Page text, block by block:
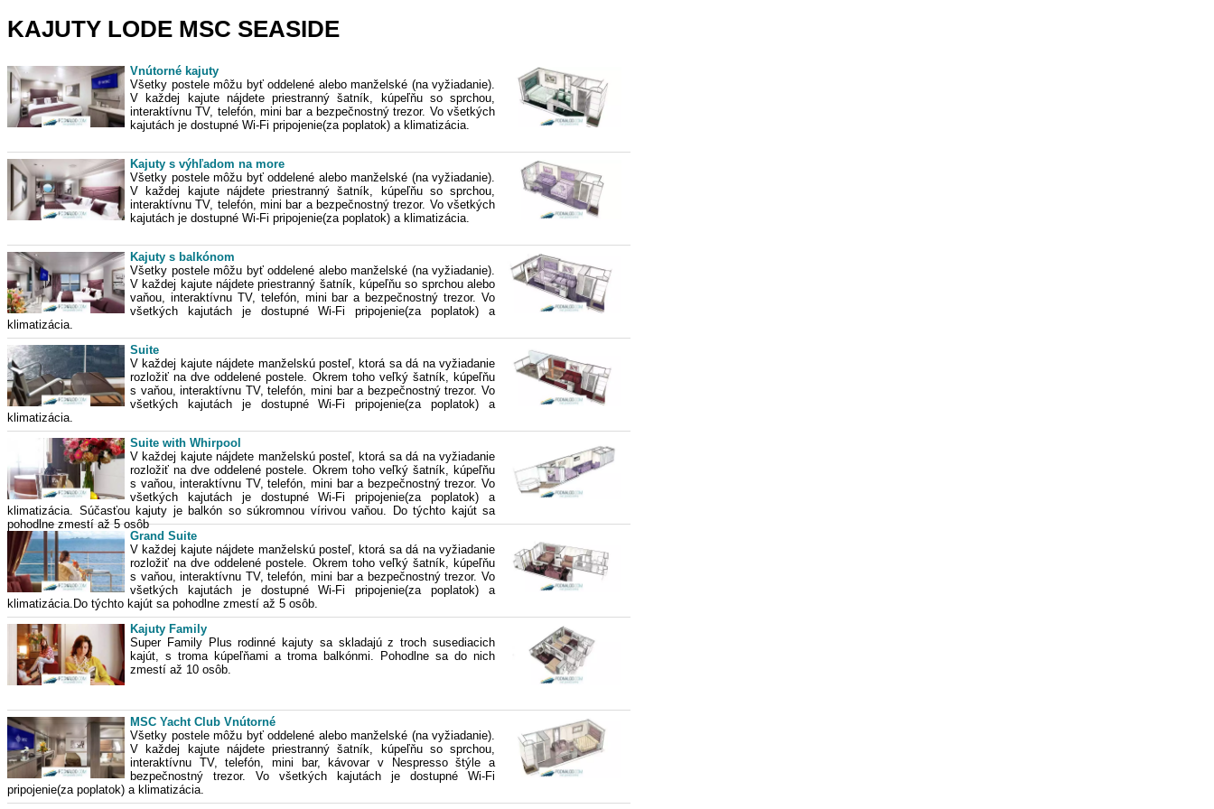
KAJUTY LODE MSC SEASIDE
Vnútorné kajuty
Všetky postele môžu byť oddelené alebo manželské (na vyžiadanie).
V každej kajute nájdete priestranný šatník, kúpeľňu so sprchou,
interaktívnu TV, telefón, mini bar a bezpečnostný trezor. Vo všetkých
kajutách je dostupné Wi-Fi pripojenie(za poplatok) a klimatizácia.
Kajuty s výhľadom na more
Všetky postele môžu byť oddelené alebo manželské (na vyžiadanie).
V každej kajute nájdete priestranný šatník, kúpeľňu so sprchou,
interaktívnu TV, telefón, mini bar a bezpečnostný trezor. Vo všetkých
kajutách je dostupné Wi-Fi pripojenie(za poplatok) a klimatizácia.
Kajuty s balkónom
Všetky postele môžu byť oddelené alebo manželské (na vyžiadanie).
V každej kajute nájdete priestranný šatník, kúpeľňu so sprchou alebo
vaňou, interaktívnu TV, telefón, mini bar a bezpečnostný trezor. Vo
všetkých kajutách je dostupné Wi-Fi pripojenie(za poplatok) a
klimatizácia.
Suite
V každej kajute nájdete manželskú posteľ, ktorá sa dá na vyžiadanie
rozložiť na dve oddelené postele. Okrem toho veľký šatník, kúpeľňu
s vaňou, interaktívnu TV, telefón, mini bar a bezpečnostný trezor. Vo
všetkých kajutách je dostupné Wi-Fi pripojenie(za poplatok) a
klimatizácia.
Suite with Whirpool
V každej kajute nájdete manželskú posteľ, ktorá sa dá na vyžiadanie
rozložiť na dve oddelené postele. Okrem toho veľký šatník, kúpeľňu
s vaňou, interaktívnu TV, telefón, mini bar a bezpečnostný trezor. Vo
všetkých kajutách je dostupné Wi-Fi pripojenie(za poplatok) a
klimatizácia. Súčasťou kajuty je balkón so súkromnou vírivou vaňou. Do týchto kajút sa
pohodlne zmestí až 5 osôb
Grand Suite
V každej kajute nájdete manželskú posteľ, ktorá sa dá na vyžiadanie
rozložiť na dve oddelené postele. Okrem toho veľký šatník, kúpeľňu
s vaňou, interaktívnu TV, telefón, mini bar a bezpečnostný trezor. Vo
všetkých kajutách je dostupné Wi-Fi pripojenie(za poplatok) a
klimatizácia.Do týchto kajút sa pohodlne zmestí až 5 osôb.
Kajuty Family
Super Family Plus rodinné kajuty sa skladajú z troch susediacich
kajút, s troma kúpeľňami a troma balkónmi. Pohodlne sa do nich
zmestí až 10 osôb.
MSC Yacht Club Vnútorné
Všetky postele môžu byť oddelené alebo manželské (na vyžiadanie).
V každej kajute nájdete priestranný šatník, kúpeľňu so sprchou,
interaktívnu TV, telefón, mini bar, kávovar v Nespresso štýle a
bezpečnostný trezor. Vo všetkých kajutách je dostupné Wi-Fi
pripojenie(za poplatok) a klimatizácia.